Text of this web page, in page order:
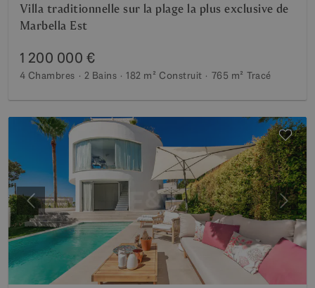
Villa traditionnelle sur la plage la plus exclusive de
Marbella Est
1 200 000 €
4 Chambres 2 Bains 182 m² Construit 765 m² Tracé
Précédent